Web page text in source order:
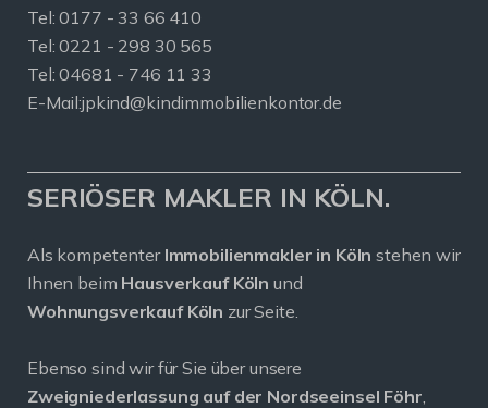
Tel:0177 - 33 66 410
Tel: 0221 - 298 30 565
Tel: 04681 - 746 11 33
E-Mail:jpkind@kindimmobilienkontor.de
SERIÖSER MAKLER IN KÖLN.
Als kompetenter Immobilienmakler in Köln stehen wir
Ihnen beim Hausverkauf Köln und
Wohnungsverkauf Köln zur Seite.
Ebenso sind wir für Sie über unsere
Zweigniederlassung auf der Nordseeinsel Föhr,